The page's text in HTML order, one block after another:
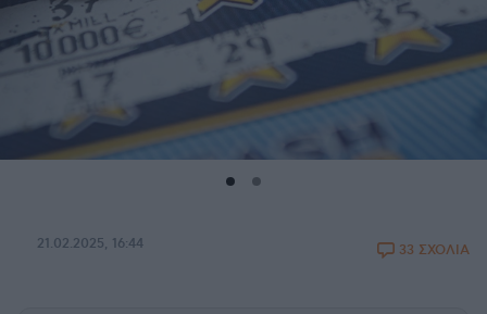
21.02.2025, 16:44 33 ΣΧΟΛΙΑ